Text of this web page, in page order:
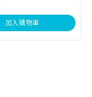
加入購物車